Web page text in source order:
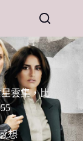
雲集，比
想